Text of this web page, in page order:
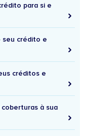
para si e
seu crédito e
créditos e
à sua